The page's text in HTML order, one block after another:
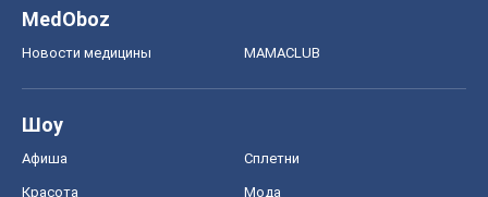
MedOboz
Новости медицины MAMACLUB
Шоу
Афиша Сплетни
Красота Мода